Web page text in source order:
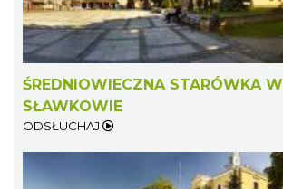
ŚREDNIOWIECZNA STARÓWKA W
SŁAWKOWIE
ODSŁUCHAJ